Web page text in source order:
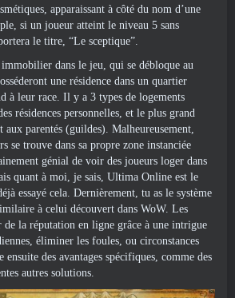
apparaissant à côté du nom d’une
si un joueur atteint le niveau 5 sans
le titre, “Le sceptique”.
dans le jeu, qui se débloque au
une résidence dans un quartier
à leur race. Il y a 3 types de logements
résidences personnelles, et le plus grand
parentés (guildes). Malheureusement,
se trouve dans sa propre zone instanciée
génial de voir des joueurs loger dans
quant à moi, je sais, Ultima Online est le
essayé cela. Dernièrement, tu as le système
à celui découvert dans WoW. Les
de la réputation en ligne grâce à une intrigue
éliminer les foules, ou circonstances
ensuite des avantages spécifiques, comme des
autres solutions.